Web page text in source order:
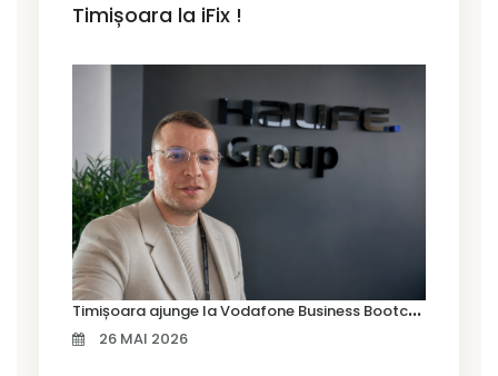
Timișoara la iFix !
T
imișoara ajunge la Vodafone Business Bootcamp prin Marius Cermian de la Armour România
26 MAI 2026